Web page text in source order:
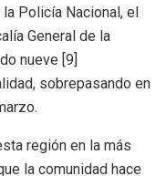
Policía Nacional, el
General de la
nueve [9]
sobrepasando en
región en la más
la comunidad hace